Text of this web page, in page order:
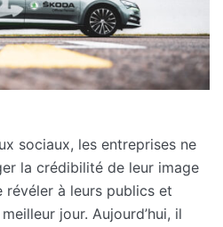
sociaux, les entreprises ne
la crédibilité de leur image
révéler à leurs publics et
jour. Aujourd’hui, il